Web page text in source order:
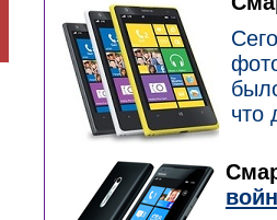
что